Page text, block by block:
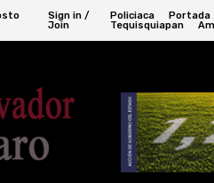
Sign in /
Join
Policiaca Portada
Tequisquiapan